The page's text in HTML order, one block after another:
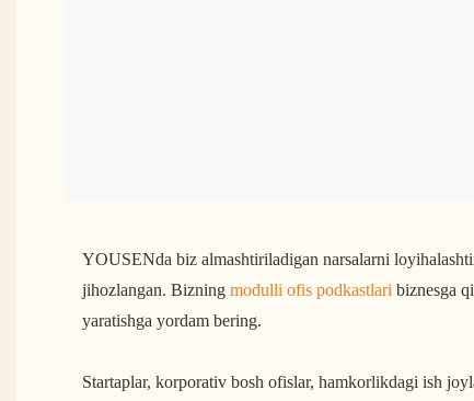
YOUSENda biz almashtiriladigan narsalarni
jihozlangan. Bizning modulli ofis podkastlari biznesga
yaratishga yordam bering.
Startaplar, korporativ bosh ofislar, hamkorlikdagi ish